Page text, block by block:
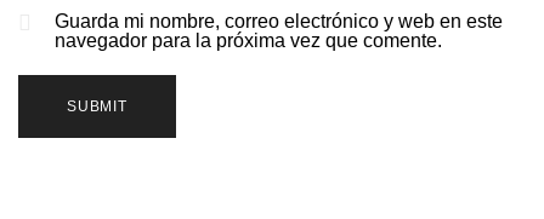
Guarda mi nombre, correo electrónico y web en este
navegador para la próxima vez que comente.